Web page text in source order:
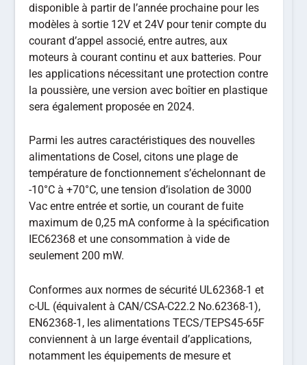
disponible à partir de l’année prochaine pour les
modèles à sortie 12V et 24V pour tenir compte du
courant d’appel associé, entre autres, aux
moteurs à courant continu et aux batteries. Pour
les applications nécessitant une protection contre
la poussière, une version avec boîtier en plastique
sera également proposée en 2024.
Parmi les autres caractéristiques des nouvelles
alimentations de Cosel, citons une plage de
température de fonctionnement s’échelonnant de
-10°C à +70°C, une tension d’isolation de 3000
Vac entre entrée et sortie, un courant de fuite
maximum de 0,25 mA conforme à la spécification
IEC62368 et une consommation à vide de
seulement 200 mW.
Conformes aux normes de sécurité UL62368-1 et
c-UL (équivalent à CAN/CSA-C22.2 No.62368-1),
EN62368-1, les alimentations TECS/TEPS45-65F
conviennent à un large éventail d’applications,
notamment les équipements de mesure et